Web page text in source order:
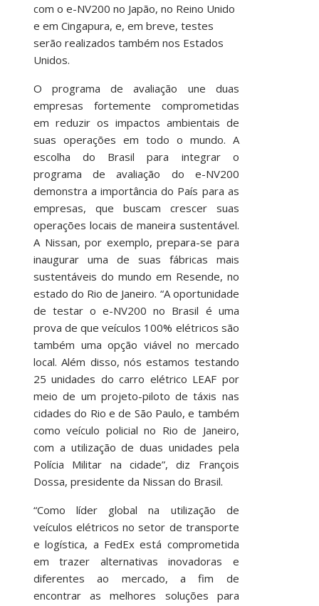
com o e-NV200 no Japão, no Reino Unido
e em Cingapura, e, em breve, testes
serão realizados também nos Estados
Unidos.
O programa de avaliação une duas
empresas fortemente comprometidas
em reduzir os impactos ambientais de
suas operações em todo o mundo. A
escolha do Brasil para integrar o
programa de avaliação do e-NV200
demonstra a importância do País para as
empresas, que buscam crescer suas
operações locais de maneira sustentável.
A Nissan, por exemplo, prepara-se para
inaugurar uma de suas fábricas mais
sustentáveis do mundo em Resende, no
estado do Rio de Janeiro. “A oportunidade
de testar o e-NV200 no Brasil é uma
prova de que veículos 100% elétricos são
também uma opção viável no mercado
local. Além disso, nós estamos testando
25 unidades do carro elétrico LEAF por
meio de um projeto-piloto de táxis nas
cidades do Rio e de São Paulo, e também
como veículo policial no Rio de Janeiro,
com a utilização de duas unidades pela
Polícia Militar na cidade”, diz François
Dossa, presidente da Nissan do Brasil.
“Como líder global na utilização de
veículos elétricos no setor de transporte
e logística, a FedEx está comprometida
em trazer alternativas inovadoras e
diferentes ao mercado, a fim de
encontrar as melhores soluções para